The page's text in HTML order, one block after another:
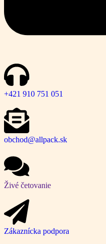
+421 910 751 051
obchod@allpack.sk
Živé četovanie
Zákaznícka podpora